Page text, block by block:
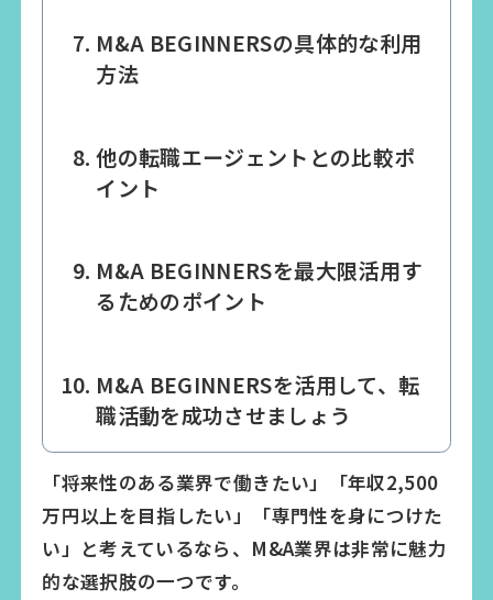
M&A BEGINNERSの具体的な利用
方法
他の転職エージェントとの比較ポ
イント
M&A BEGINNERSを最大限活用す
るためのポイント
M&A BEGINNERSを活用して、転
職活動を成功させましょう
「将来性のある業界で働きたい」「年収2,500
万円以上を目指したい」「専門性を身につけた
い」と考えているなら、M&A業界は非常に魅力
的な選択肢の一つです。